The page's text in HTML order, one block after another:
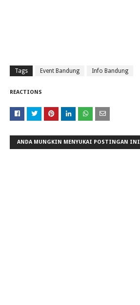
Tags Event Bandung Info Bandung
REACTIONS
ANDA MUNGKIN MENYUKAI POSTINGAN INI